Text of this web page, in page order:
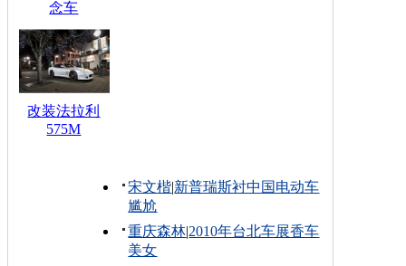
念车
改装法拉利
575M
宋文楷|新普瑞斯衬中国电动车
尴尬
重庆森林|2010年台北车展香车
美女